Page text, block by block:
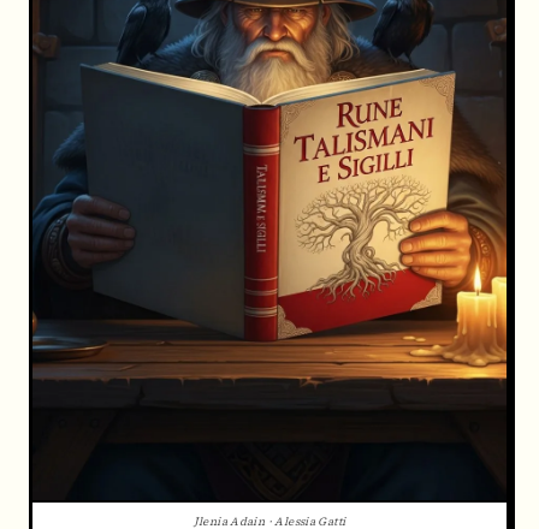
Jlenia Adain · Alessia Gatti